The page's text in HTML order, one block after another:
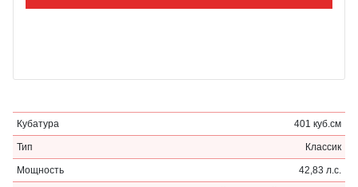
Кубатура 401 куб.см
Тип Классик
Мощность 42,83 л.с.